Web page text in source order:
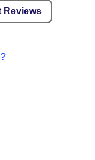
Reviews